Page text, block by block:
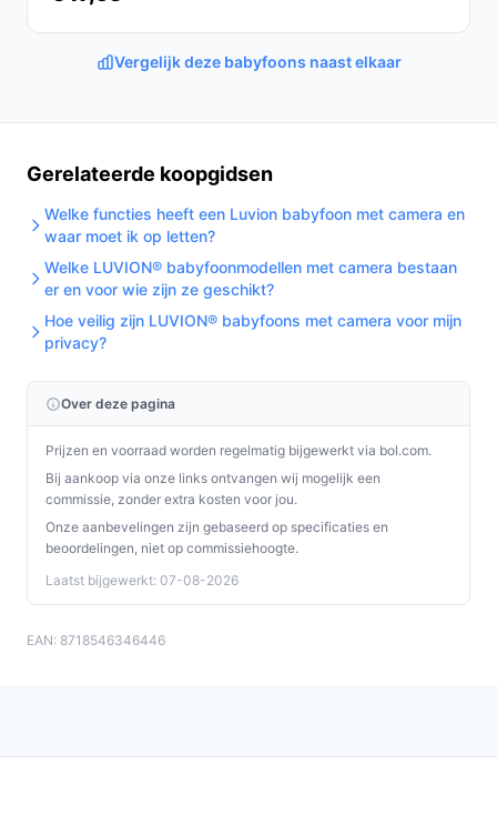
biedt deze camera gemoedsrust en controle, waar je
ook bent.
Vergelijk deze babyfoons naast elkaar
Gerelateerde koopgidsen
Welke functies heeft een Luvion babyfoon met camera en
waar moet ik op letten?
Welke LUVION® babyfoonmodellen met camera bestaan
er en voor wie zijn ze geschikt?
Hoe veilig zijn LUVION® babyfoons met camera voor mijn
privacy?
Over deze pagina
Prijzen en voorraad worden regelmatig bijgewerkt via bol.com.
Bij aankoop via onze links ontvangen wij mogelijk een
commissie, zonder extra kosten voor jou.
Onze aanbevelingen zijn gebaseerd op specificaties en
beoordelingen, niet op commissiehoogte.
Laatst bijgewerkt: 07-08-2026
EAN: 8718546346446